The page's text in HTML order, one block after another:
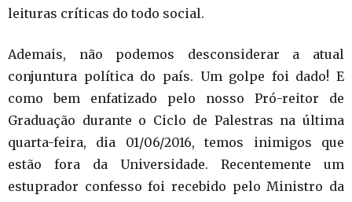
leituras críticas do todo social.
Ademais, não podemos desconsiderar a atual
conjuntura política do país. Um golpe foi dado! E
como bem enfatizado pelo nosso Pró-reitor de
Graduação durante o Ciclo de Palestras na última
quarta-feira, dia 01/06/2016, temos inimigos que
estão fora da Universidade. Recentemente um
estuprador confesso foi recebido pelo Ministro da